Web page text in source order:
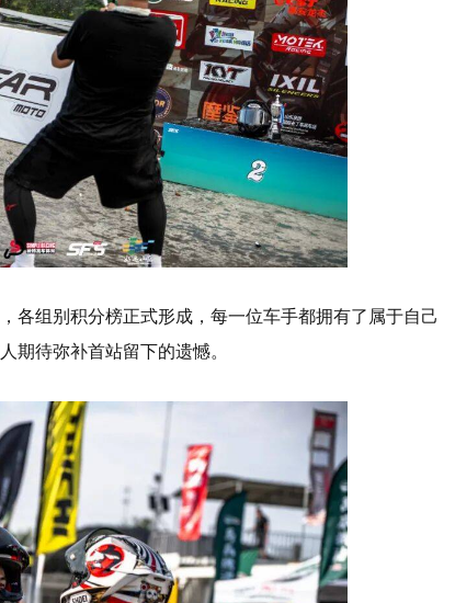
各组别积分榜正式形成，每一位车手都拥有了属于自己
期待弥补首站留下的遗憾。